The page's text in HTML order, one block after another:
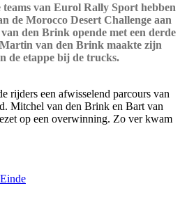
van Eurol Rally Sport hebben
de Morocco Desert Challenge aan
den Brink opende met een derde
van den Brink maakte zijn
de etappe bij de trucks.
rijders een afwisselend parcours van
Mitchel van den Brink en Bart van
op een overwinning. Zo ver kwam
Einde